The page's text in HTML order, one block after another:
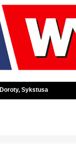
Doroty, Sykstusa